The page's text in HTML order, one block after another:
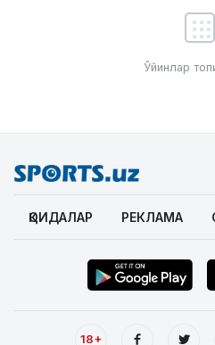
Ўйинлар
ҚОИДАЛАР РЕКЛАМА
18+